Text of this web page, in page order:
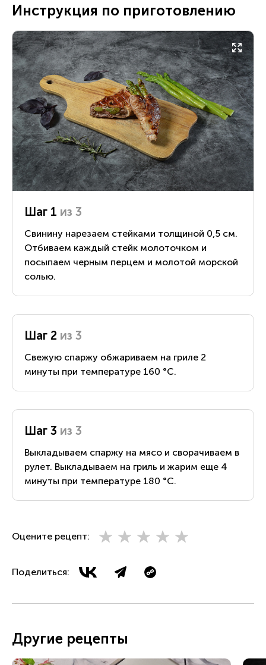
Инструкция по приготовлению
Шаг 1 из 3
Свинину нарезаем стейками толщиной 0,5 см.
Отбиваем каждый стейк молоточком и
посыпаем черным перцем и молотой морской
солью.
Шаг 2 из 3
Свежую спаржу обжариваем на гриле 2
минуты при температуре 160 °С.
Шаг 3 из 3
Выкладываем спаржу на мясо и сворачиваем в
рулет. Выкладываем на гриль и жарим еще 4
минуты при температуре 180 °С.
Оцените рецепт:
Поделиться:
Другие рецепты